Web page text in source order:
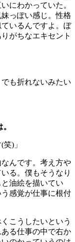
にわかっていた。
っぽい感じ。性格
いるんですよ。ぼ
がちなエキセント
も折れないみたい
(笑) 」
んです。考え方や
る。僕もそうなり
油絵を描いてい
感覚が仕事に根付
こうしたいという
る仕事の中で右か